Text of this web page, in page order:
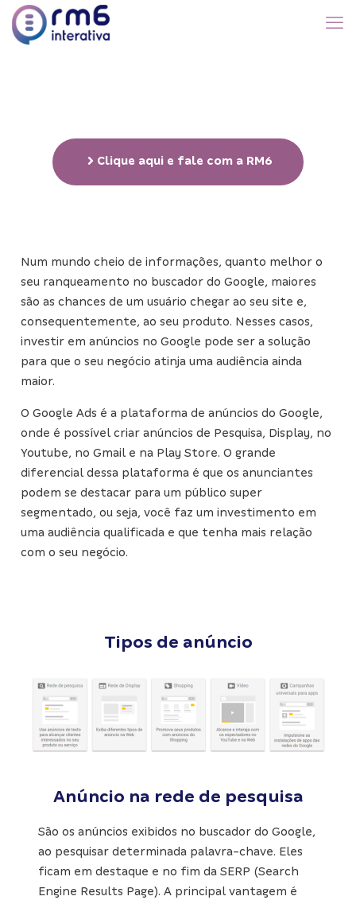
Clique aqui e fale com a RM6
Num mundo cheio de informações, quanto melhor o
seu ranqueamento no buscador do Google, maiores
são as chances de um usuário chegar ao seu site e,
consequentemente, ao seu produto. Nesses casos,
investir em anúncios no Google pode ser a solução
para que o seu negócio atinja uma audiência ainda
maior.
O Google Ads é a plataforma de anúncios do Google,
onde é possível criar anúncios de Pesquisa, Display, no
Youtube, no Gmail e na Play Store. O grande
diferencial dessa plataforma é que os anunciantes
podem se destacar para um público super
segmentado, ou seja, você faz um investimento em
uma audiência qualificada e que tenha mais relação
com o seu negócio.
Tipos de anúncio
Anúncio na rede de pesquisa
São os anúncios exibidos no buscador do Google,
ao pesquisar determinada palavra-chave. Eles
ficam em destaque e no fim da SERP (Search
Engine Results Page). A principal vantagem é